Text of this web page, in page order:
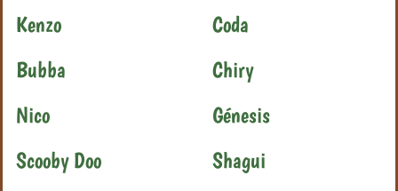
Kenzo
Coda
Bubba
Chiry
Nico
Génesis
Scooby Doo
Shagui